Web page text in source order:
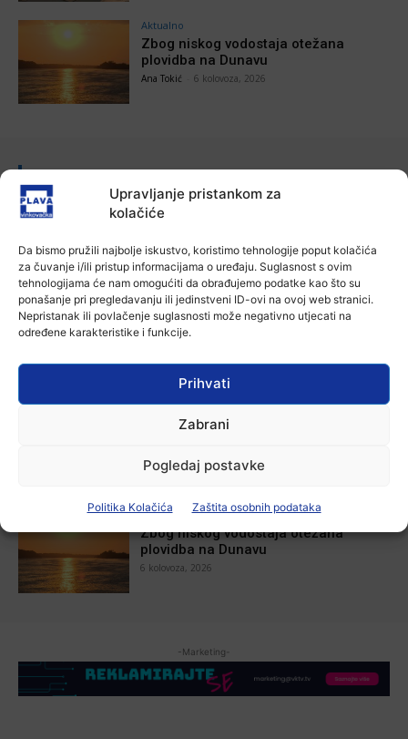
Upravljanje pristankom za
kolačiće
Da bismo pružili najbolje iskustvo, koristimo tehnologije poput kolačića
za čuvanje i/ili pristup informacijama o uređaju. Suglasnost s ovim
tehnologijama će nam omogućiti da obrađujemo podatke kao što su
ponašanje pri pregledavanju ili jedinstveni ID-ovi na ovoj web stranici.
Nepristanak ili povlačenje suglasnosti može negativno utjecati na
određene karakteristike i funkcije.
Prihvati
Zabrani
Pogledaj postavke
Politika Kolačića Zaštita osobnih podataka
Aktualno
Zbog niskog vodostaja otežana
plovidba na Dunavu
Ana Tokić 6 kolovoza, 2026
POVEZANE VIJESTI
Aktualno
stotu godišnjicu djelovanja
7 kolovoza, 2026
Aktualno
Za dva tjedna započinje još jedna
7 kolovoza, 2026
U Županji održana Ljetna škola magije
Aktualno
Zbog niskog vodostaja otežana
plovidba na Dunavu
6 kolovoza, 2026
-Marketing-